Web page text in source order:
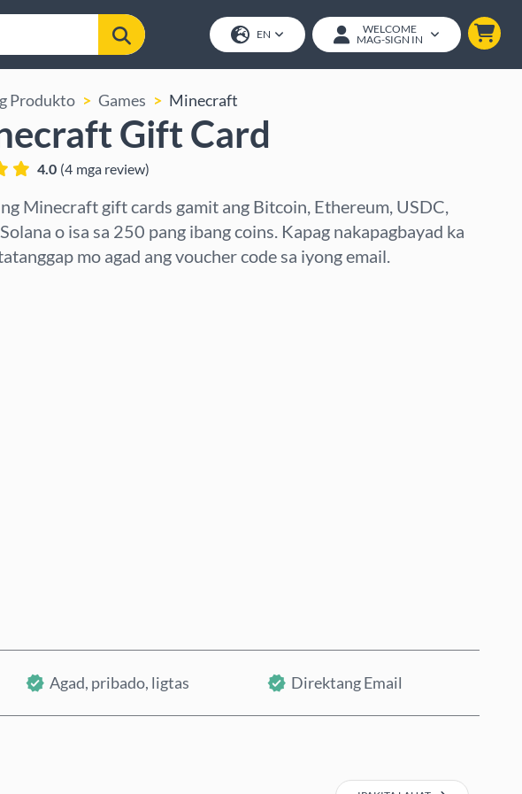
EN
WELCOME
MAG-SIGN IN
Produkto Games Minecraft
Gift Card
4.0 (4 mga review)
Minecraft gift cards gamit ang Bitcoin, Ethereum, USDC,
o isa sa 250 pang ibang coins. Kapag nakapagbayad ka
mo agad ang voucher code sa iyong email.
Agad, pribado, ligtas Direktang Email